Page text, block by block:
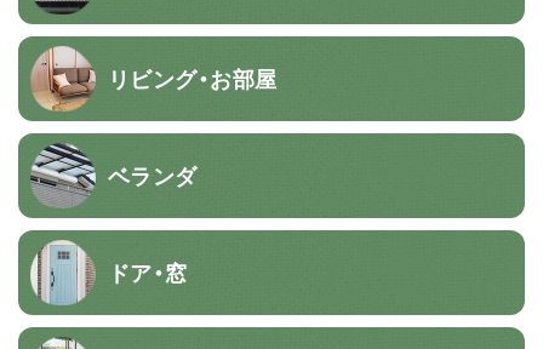
リビング・お部屋
ベランダ
ドア・窓